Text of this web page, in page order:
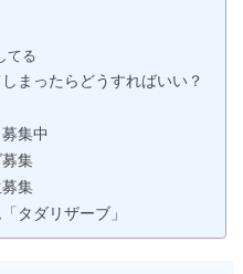
てる
まったらどうすればいい？
集中
集
集
タダリザーブ」